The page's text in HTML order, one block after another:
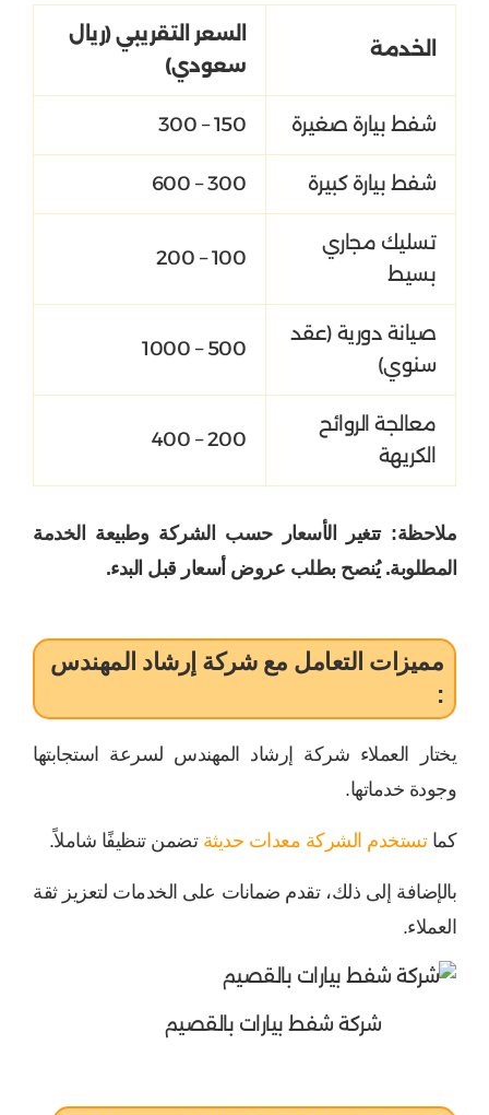
الخدمة
السعر التقريبي (ريال
سعودي)
شفط بيارة صغيرة 150 – 300
شفط بيارة كبيرة 300 – 600
تسليك مجاري
بسيط
100 – 200
صيانة دورية (عقد
سنوي)
500 – 1000
معالجة الروائح
الكريهة
200 – 400
ملاحظة: تتغير الأسعار حسب الشركة وطبيعة الخدمة
المطلوبة. يُنصح بطلب عروض أسعار قبل البدء.
مميزات التعامل مع شركة إرشاد المهندس
:
يختار العملاء شركة إرشاد المهندس لسرعة استجابتها
وجودة خدماتها.
كماتستخدم الشركة معدات حديثة تضمن تنظيفًا شاملاً.
بالإضافة إلى ذلك، تقدم ضمانات على الخدمات لتعزيز ثقة
العملاء.
شركة شفط بيارات بالقصيم